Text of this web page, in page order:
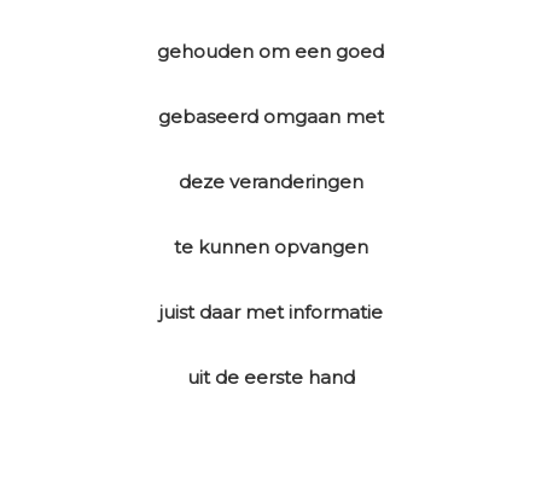
gehouden om een goed
gebaseerd omgaan met
deze veranderingen
te kunnen opvangen
juist daar met informatie
uit de eerste hand